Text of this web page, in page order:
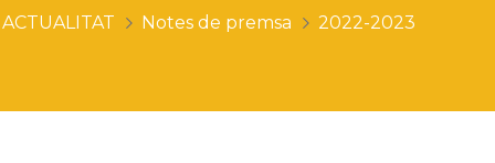
ACTUALITAT Notes de premsa 2022-2023